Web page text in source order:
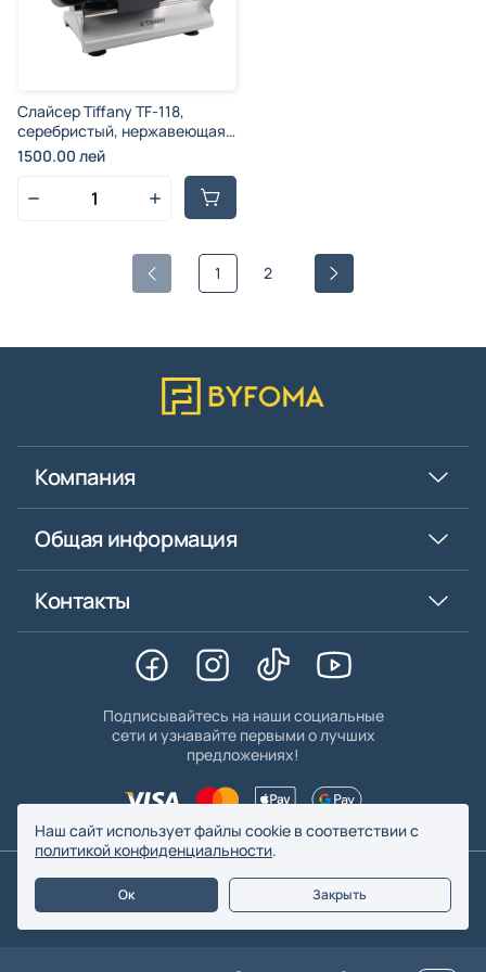
Слайсер Tiffany TF-118,
серебристый, нержавеющая
сталь, пластик, 2000 Вт
1500.00 лей
1 2
Компания
Общая информация
Контакты
Подписывайтесь на наши социальные
сети и узнавайте первыми о лучших
предложениях!
© 2026. BYFOMA - Все права защищены
Наш сайт использует файлы cookie в соответствии с
политикой конфиденциальности.
Ок Закрыть